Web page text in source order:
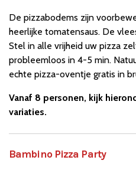
De pizzabodems zijn
heerlijke tomatensaus. De
Stel in alle vrijheid uw pizza
probleemloos in 4-5 min.
echte pizza-oventje gratis in
Vanaf 8 personen, kijk
variaties.
Bambino Pizza Party